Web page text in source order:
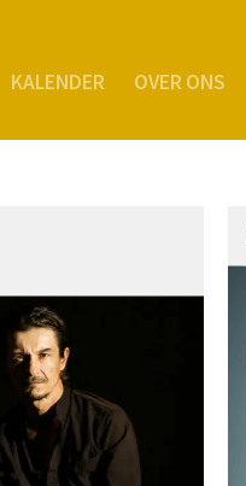
KALENDER OVER ONS